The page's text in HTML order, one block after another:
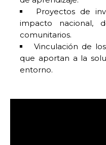
Proyectos de
impacto nacional,
comunitarios.
Vinculación de
que aportan a la
entorno.